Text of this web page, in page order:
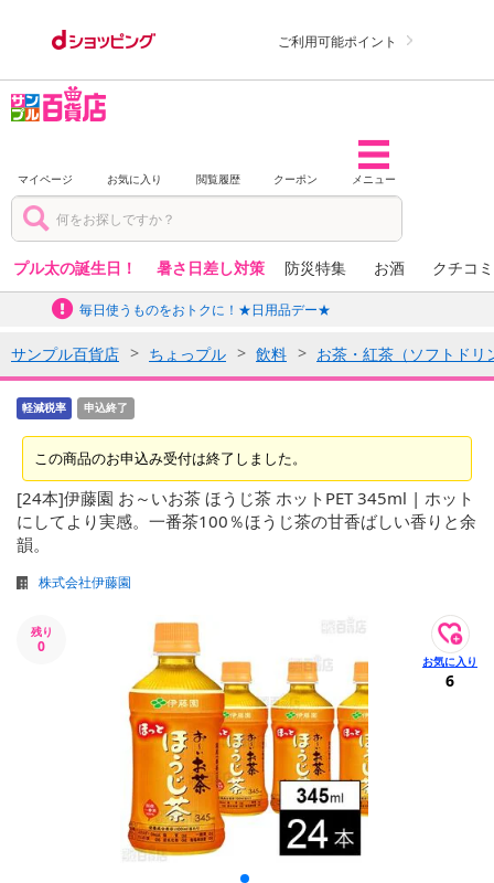
ご利用可能ポイント
マイページ お気に入り 閲覧履歴 クーポン メニュー
プル太の誕生日！ 暑さ日差し対策 防災特集 お酒 クチコ
毎日使うものをおトクに！★日用品デー★
サンプル百貨店 ちょっプル 飲料 お茶・紅茶（ソフトドリ
軽減税率 申込終了
この商品のお申込み受付は終了しました。
[24本]伊藤園 お～いお茶 ほうじ茶 ホットPET 345ml | ホット
にしてより実感。一番茶100％ほうじ茶の甘香ばしい香りと余
韻。
株式会社伊藤園
残り
0
6